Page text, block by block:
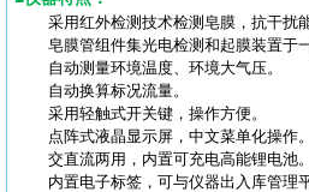
采用红外检测技术检测皂膜，抗干扰
皂膜管组件集光电检测和起膜装置于
自动测量环境温度、环境大气压。
自动换算标况流量。
采用轻触式开关键，操作方便。
点阵式液晶显示屏，中文菜单化操作。
交直流两用，内置可充电高能锂电池。
内置电子标签，可与仪器出入库管理